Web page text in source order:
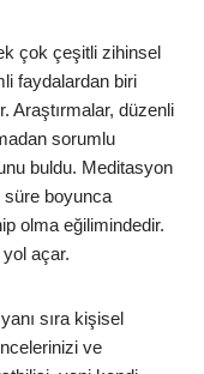
çok çeşitli zihinsel
faydalardan biri
Araştırmalar, düzenli
sorumlu
buldu. Meditasyon
süre boyunca
olma eğilimindedir.
açar.
sıra kişisel
ve